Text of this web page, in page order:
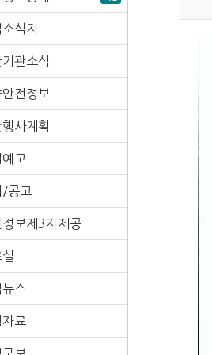
식지
기관소식
안전정보
행사계획
고
/공고
정보제3자제공
뉴스
료